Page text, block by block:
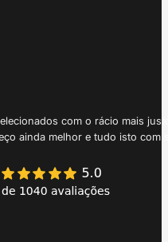
com o rácio mais
ainda melhor e tudo isto